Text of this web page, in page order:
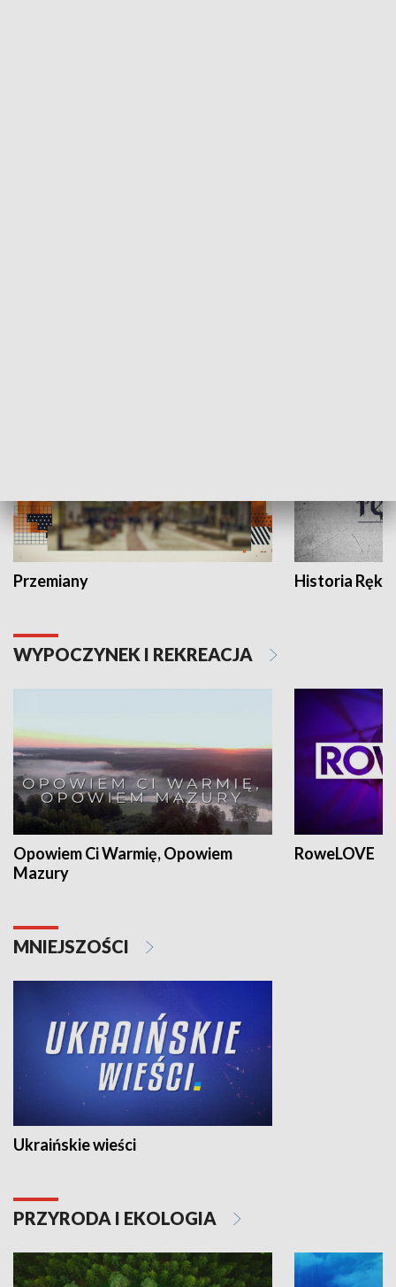
Przemiany Historia Ręką
WYPOCZYNEK I REKREACJA
Opowiem Ci Warmię, Opowiem
Mazury
RoweLOVE
MNIEJSZOŚCI
Ukraińskie wieści
PRZYRODA I EKOLOGIA